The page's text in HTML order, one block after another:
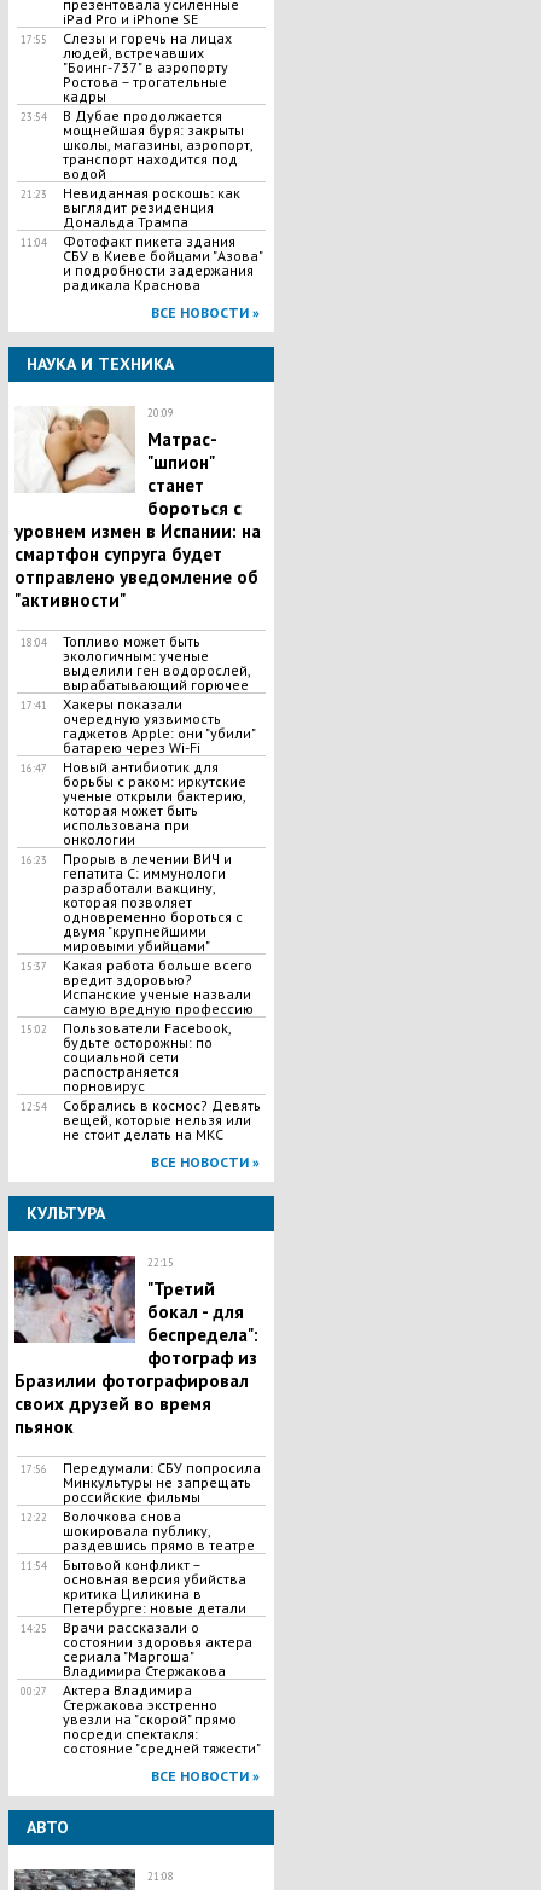
презентовала усиленные
iPad Pro и iPhone SE
17:55
Слезы и горечь на лицах
людей, встречавших
"Боинг-737" в аэропорту
Ростова – трогательные
кадры
23:54
В Дубае продолжается
мощнейшая буря: закрыты
школы, магазины, аэропорт,
транспорт находится под
водой
21:23
Невиданная роскошь: как
выглядит резиденция
Дональда Трампа
11:04
Фотофакт пикета здания
СБУ в Киеве бойцами "Азова"
и подробности задержания
радикала Краснова
ВСЕ НОВОСТИ »
НАУКА И ТЕХНИКА
20:09
Матрас-
"шпион"
станет
бороться с
уровнем измен в Испании: на
смартфон супруга будет
отправлено уведомление об
"активности"
18:04
Топливо может быть
экологичным: ученые
выделили ген водорослей,
вырабатывающий горючее
17:41
Хакеры показали
очередную уязвимость
гаджетов Apple: они "убили"
батарею через Wi-Fi
16:47
Новый антибиотик для
борьбы с раком: иркутские
ученые открыли бактерию,
которая может быть
использована при
онкологии
16:23
Прорыв в лечении ВИЧ и
гепатита С: иммунологи
разработали вакцину,
которая позволяет
одновременно бороться с
двумя "крупнейшими
мировыми убийцами"
15:37
Какая работа больше всего
вредит здоровью?
Испанские ученые назвали
самую вредную профессию
15:02
Пользователи Facebook,
будьте осторожны: по
социальной сети
распостраняется
порновирус
12:54
Собрались в космос? Девять
вещей, которые нельзя или
не стоит делать на МКС
ВСЕ НОВОСТИ »
КУЛЬТУРА
22:15
"Третий
бокал - для
беспредела":
фотограф из
Бразилии фотографировал
своих друзей во время
пьянок
17:56
Передумали: СБУ попросила
Минкультуры не запрещать
российские фильмы
12:22
Волочкова снова
шокировала публику,
раздевшись прямо в театре
11:54
Бытовой конфликт –
основная версия убийства
критика Циликина в
Петербурге: новые детали
14:25
Врачи рассказали о
состоянии здоровья актера
сериала "Маргоша"
Владимира Стержакова
00:27
Актера Владимира
Стержакова экстренно
увезли на "скорой" прямо
посреди спектакля:
состояние "средней тяжести"
ВСЕ НОВОСТИ »
АВТО
21:08